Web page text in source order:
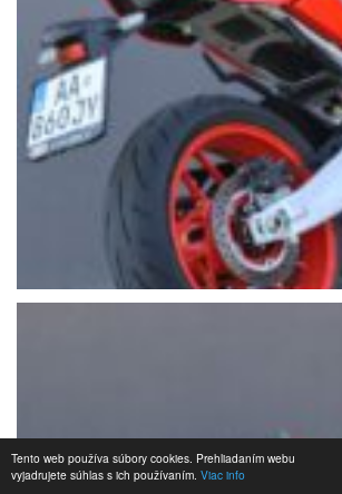
Tento web používa súbory cookies. Prehliadaním webu
vyjadrujete súhlas s ich používaním. Viac info